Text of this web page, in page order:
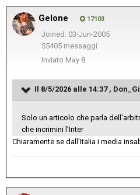
Gelone 17103
Joined: 03-Jun-2005
55405 messaggi
Inviato May 8
Il 8/5/2026 alle 14:37 ,
Solo un articolo che parla
che incrimini l'Inter
Chiaramente se dall'Italia i media